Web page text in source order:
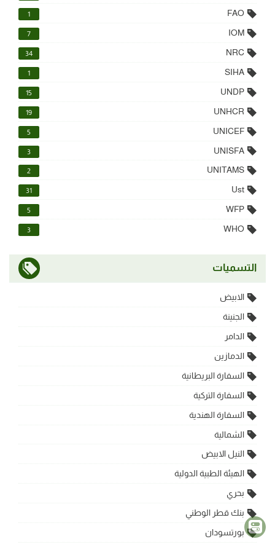
FAO
1
IOM
7
NRC
34
SIHA
1
UNDP
15
UNHCR
19
UNICEF
5
UNISFA
3
UNITAMS
2
Ust
31
WFP
5
WHO
3
التسميات
الابيض
الجنينة
الدامر
الدمازين
السفارة البريطانية
السفارة التركية
السفارة الهندية
الشمالية
النيل الابيض
الهيئة الطبية الدولية
بحري
بنك قطر الوطني
بورتسودان